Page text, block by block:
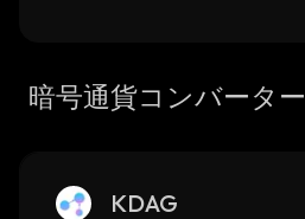
暗号通貨コンバーター
KDAG